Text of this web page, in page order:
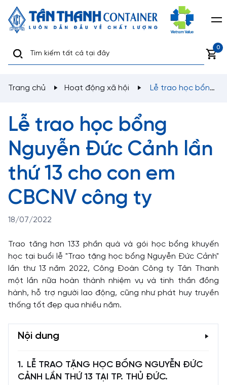
0
Trang chủ Hoạt động xã hội
Lễ trao học bổng
Nguyễn Đức Cảnh lần
thứ 13 cho con em
CBCNV công ty
18/07/2022
Trao tăng hơn 133 phần quà và gói học bổng khuyến
học tại buổi lễ "Trao tặng học bổng Nguyễn Đức Cảnh"
lần thư 13 năm 2022, Công Đoàn Công ty Tân Thanh
một lần nữa hoàn thành nhiệm vụ và tinh thần đồng
hành, hỗ trợ người lao động, cũng như phát huy truyền
thống tốt đẹp qua nhiều năm.
Nội dung
LỄ TRAO TẶNG HỌC BỔNG NGUYỄN ĐỨC
CẢNH LẦN THỨ 13 TẠI TP. THỦ ĐỨC.